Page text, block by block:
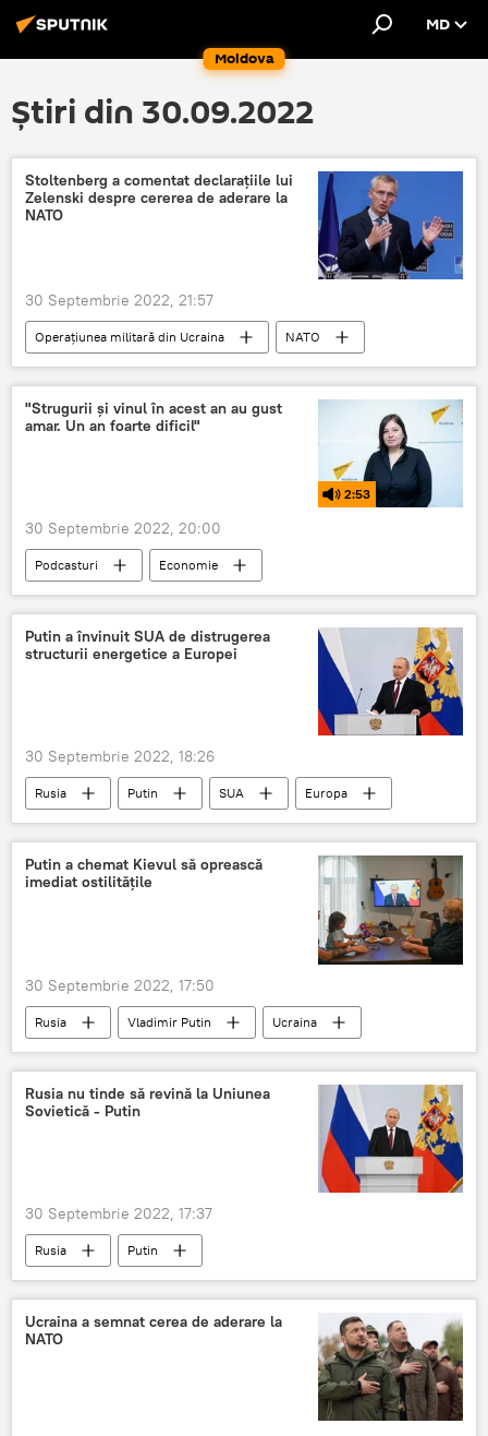
Moldova
MD
Știri din 30.09.2022
Stoltenberg a comentat declarațiile lui
Zelenski despre cererea de aderare la
NATO
30 Septembrie 2022, 21:57
Operațiunea militară din Ucraina
NATO
Rusia
Ucraina
"Strugurii și vinul în acest an au gust
amar. Un an foarte dificil"
2:53
30 Septembrie 2022, 20:00
Podcasturi Economie
Putin a învinuit SUA de distrugerea
structurii energetice a Europei
30 Septembrie 2022, 18:26
Rusia Putin SUA Europa
Putin a chemat Kievul să oprească
imediat ostilitățile
30 Septembrie 2022, 17:50
Rusia Vladimir Putin
Ucraina
Kiev
Rusia nu tinde să revină la Uniunea
Sovietică - Putin
30 Septembrie 2022, 17:37
Rusia Putin
Ucraina a semnat cerea de aderare la
NATO